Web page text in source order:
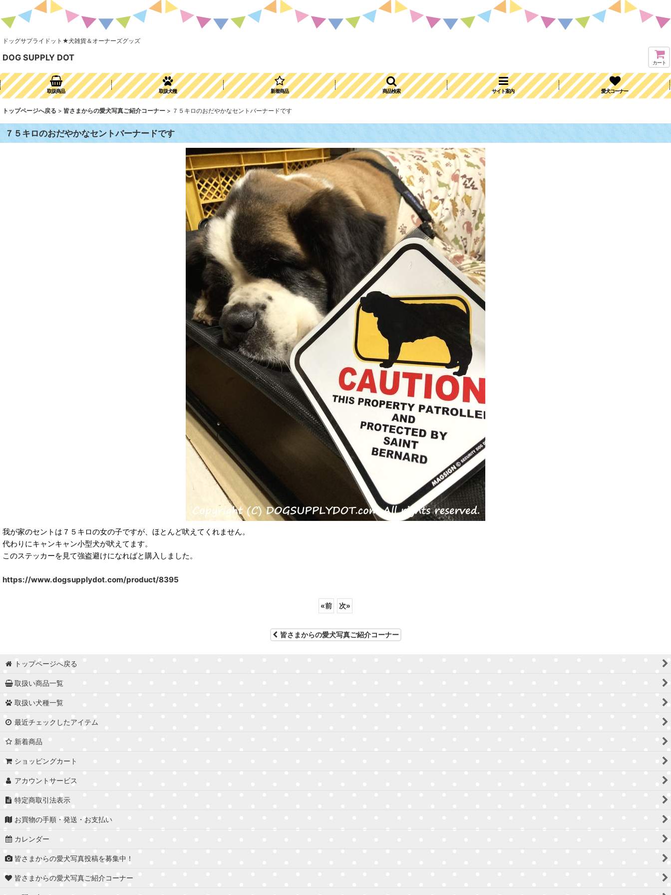
ドッグサプライドット★犬雑貨＆オーナーズグッズ
DOG SUPPLY DOT
カート
取扱商品 取扱犬種 新着商品 商品検索 サイト案内 愛犬コーナー
トップページへ戻る > 皆さまからの愛犬写真ご紹介コーナー > ７５キロのおだやかなセントバーナードです
７５キロのおだやかなセントバーナードです
我が家のセントは７５キロの女の子ですが、ほとんど吠えてくれません。
代わりにキャンキャン小型犬が吠えてます。
このステッカーを見て強盗避けになればと購入しました。
https://www.dogsupplydot.com/product/8395
«前 次»
皆さまからの愛犬写真ご紹介コーナー
トップページへ戻る
取扱い商品一覧
取扱い犬種一覧
最近チェックしたアイテム
新着商品
ショッピングカート
アカウントサービス
特定商取引法表示
お買物の手順・発送・お支払い
カレンダー
皆さまからの愛犬写真投稿を募集中！
皆さまからの愛犬写真ご紹介コーナー